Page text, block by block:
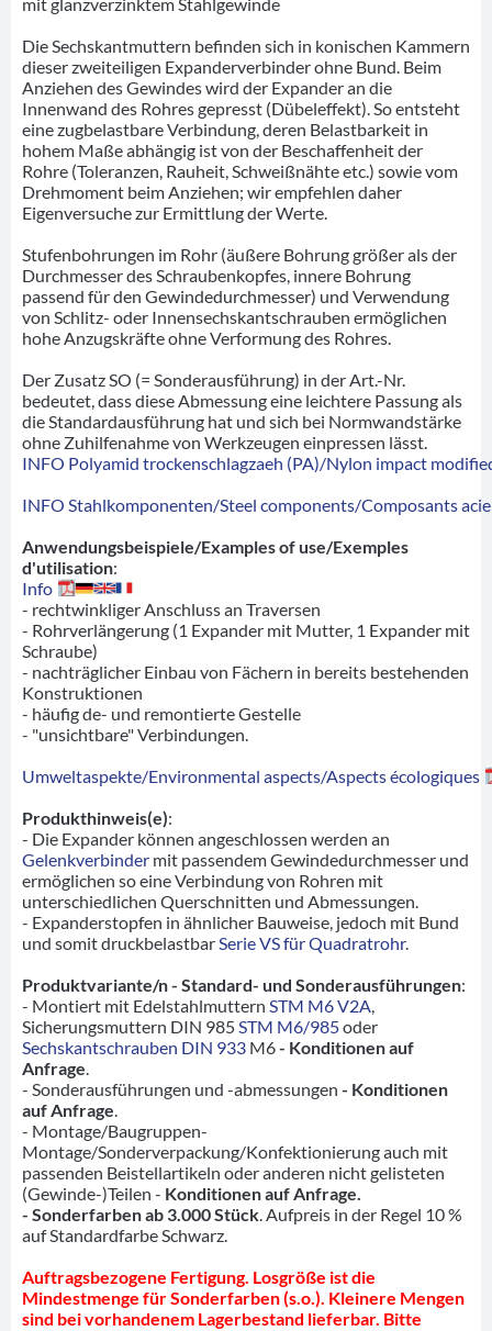
Die Sechskantmuttern befinden sich in konischen Kammern
dieser zweiteiligen Expanderverbinder ohne Bund. Beim
Anziehen des Gewindes wird der Expander an die
Innenwand des Rohres gepresst (Dübeleffekt). So entsteht
eine zugbelastbare Verbindung, deren Belastbarkeit in
hohem Maße abhängig ist von der Beschaffenheit der
Rohre (Toleranzen, Rauheit, Schweißnähte etc.) sowie vom
Drehmoment beim Anziehen; wir empfehlen daher
Eigenversuche zur Ermittlung der Werte.
Stufenbohrungen im Rohr (äußere Bohrung größer als der
Durchmesser des Schraubenkopfes, innere Bohrung
passend für den Gewindedurchmesser) und Verwendung
von Schlitz- oder Innensechskantschrauben ermöglichen
hohe Anzugskräfte ohne Verformung des Rohres.
Der Zusatz SO (= Sonderausführung) in der Art.-Nr.
bedeutet, dass diese Abmessung eine leichtere Passung als
die Standardausführung hat und sich bei Normwandstärke
ohne Zuhilfenahme von Werkzeugen einpressen lässt.
INFO Polyamid trockenschlagzaeh (PA)/Nylon impact
INFO Stahlkomponenten/Steel components/Composants
Anwendungsbeispiele/Examples of use/Exemples
d'utilisation:
Info
- rechtwinkliger Anschluss an Traversen
- Rohrverlängerung (1 Expander mit Mutter, 1 Expander mit
Schraube)
- nachträglicher Einbau von Fächern in bereits bestehenden
Konstruktionen
- häufig de- und remontierte Gestelle
- "unsichtbare" Verbindungen.
Umweltaspekte/Environmental aspects/Aspects écologiques
Produkthinweis(e):
- Die Expander können angeschlossen werden an
Gelenkverbinder mit passendem Gewindedurchmesser und
ermöglichen so eine Verbindung von Rohren mit
unterschiedlichen Querschnitten und Abmessungen.
- Expanderstopfen in ähnlicher Bauweise, jedoch mit Bund
und somit druckbelastbar Serie VS für Quadratrohr.
Produktvariante/n - Standard- und Sonderausführungen:
- Montiert mit Edelstahlmuttern STM M6 V2A
Sicherungsmuttern DIN 985 STM M6/985oder
Sechskantschrauben DIN 933 M6- Konditionen auf
Anfrage
- Sonderausführungen und -abmessungen - Konditionen
auf Anfrage
- Montage/Baugruppen-
Montage/Sonderverpackung/Konfektionierung auch mit
passenden Beistellartikeln oder anderen nicht gelisteten
(Gewinde-)Teilen - Konditionen auf Anfrage.
- Sonderfarben ab 3.000 Stück . Aufpreis in der Regel 10 %
auf Standardfarbe Schwarz.
Auftragsbezogene Fertigung. Losgröße ist die
Mindestmenge für Sonderfarben (s.o.). Kleinere Mengen
sind bei vorhandenem Lagerbestand lieferbar. Bitte